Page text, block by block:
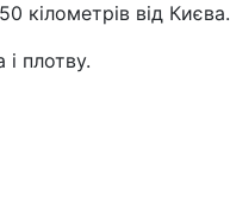
кілометрів від Києва.
плотву.